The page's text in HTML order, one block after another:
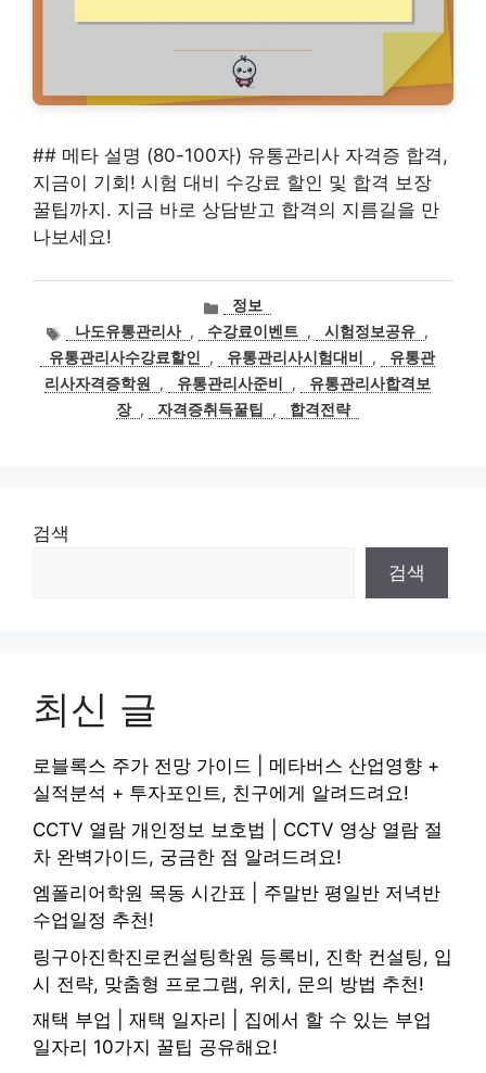
## 메타 설명 (80-100자) 유통관리사 자격증 합격,
지금이 기회! 시험 대비 수강료 할인 및 합격 보장
꿀팁까지. 지금 바로 상담받고 합격의 지름길을 만
나보세요!
카
테
고
리
정보
태
그
나도유통관리사 , 수강료이벤트 , 시험정보공유 ,
유통관리사수강료할인
, 유통관리사시험대비 ,
유통관
리사자격증학원
, 유통관리사준비 ,
유통관리사합격보
장 , 자격증취득꿀팁 , 합격전략
검색
검색
최신 글
로블록스 주가 전망 가이드 | 메타버스 산업영향 +
실적분석 + 투자포인트, 친구에게 알려드려요!
CCTV 열람 개인정보 보호법 | CCTV 영상 열람 절
차 완벽가이드, 궁금한 점 알려드려요!
엠폴리어학원 목동 시간표 | 주말반 평일반 저녁반
수업일정 추천!
링구아진학진로컨설팅학원 등록비, 진학 컨설팅, 입
시 전략, 맞춤형 프로그램, 위치, 문의 방법 추천!
재택 부업 | 재택 일자리 | 집에서 할 수 있는 부업
일자리 10가지 꿀팁 공유해요!